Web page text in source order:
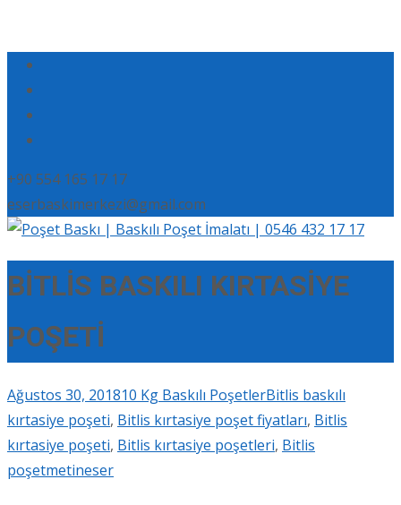
+90 554 165 17 17
eserbaskimerkezi@gmail.com
BİTLİS BASKILI KIRTASİYE
POŞETİ
Ağustos 30, 201810 Kg Baskılı PoşetlerBitlis baskılı
kırtasiye poşeti, Bitlis kırtasiye poşet fiyatları, Bitlis
kırtasiye poşeti, Bitlis kırtasiye poşetleri, Bitlis
poşetmetineser